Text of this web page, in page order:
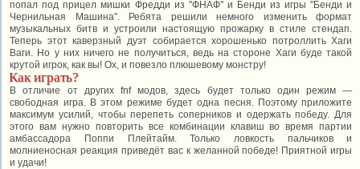
попал под прицел мишки Фредди из "ФНАФ" и Бенди из игры "Бенди и
Чернильная Машина". Ребята решили немного изменить формат
музыкальных битв и устроили настоящую прожарку в стиле стендап.
Теперь этот каверзный дуэт собирается хорошенько потроллить Хаги
Ваги. Но у них ничего не получиться, ведь на стороне Хаги буде такой
крутой игрок, как вы! Ох, и повезло плюшевому монстру!
Как играть?
В отличие от других fnf модов, здесь будет только один режим —
свободная игра. В этом режиме будет одна песня. Поэтому приложите
максимум усилий, чтобы перепеть соперников и одержать победу. Для
этого вам нужно повторить все комбинации клавиш во время партии
амбассадора Поппи Плейтайм. Только ловкость пальчиков и
молниеносная реакция приведёт вас к желанной победе! Приятной игры
и удачи!